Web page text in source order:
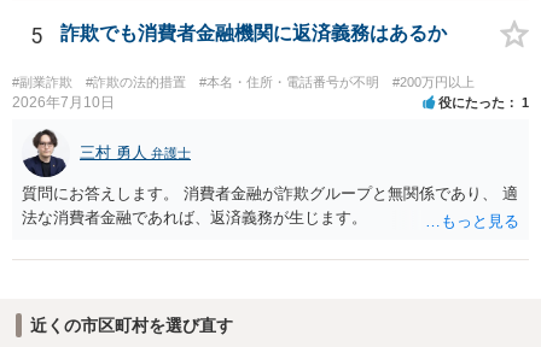
いて弁護士に依頼を検討されてください。
5 詐欺でも消費者金融機関に返済義務はあるか
#副業詐欺 #詐欺の法的措置 #本名・住所・電話番号が不明 #200万円以上
2026年7月10日 役にたった 1
三村 勇人 弁護士
質問にお答えします。 消費者金融が詐欺グループと無関係であり、 適
法な消費者金融であれば、返済義務が生じます。
近くの市区町村を選び直す